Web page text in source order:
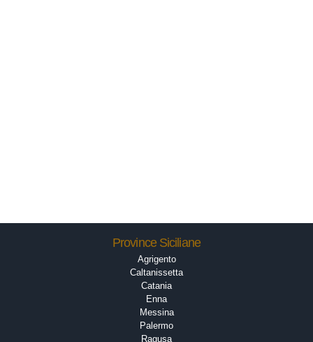
Province Siciliane
Agrigento
Caltanissetta
Catania
Enna
Messina
Palermo
Ragusa